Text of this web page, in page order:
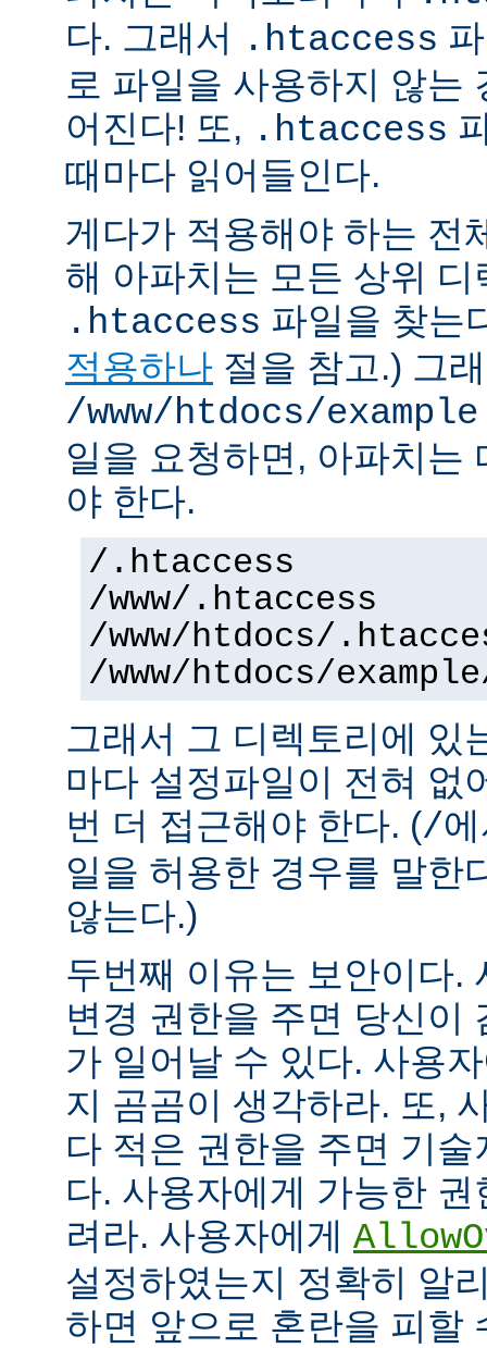
다. 그래서 .htaccess
로 파일을 사용하지 않는
어진다! 또, .htaccess
때마다 읽어들인다.
게다가 적용해야 하는 전
해 아파치는 모든 상위 디
.htaccess 파일을 찾는
적용하나 절을 참고.) 그
/www/htdocs/example
일을 요청하면, 아파치는
야 한다.
/.htaccess
/www/.htaccess
/www/htdocs/
/www/htdocs/
그래서 그 디렉토리에 있
마다 설정파일이 전혀 없
번 더 접근해야 한다. (/
일을 허용한 경우를 말한
않는다.)
두번째 이유는 보안이다.
변경 권한을 주면 당신이
가 일어날 수 있다. 사용
지 곰곰이 생각하라. 또,
다 적은 권한을 주면 기
다. 사용자에게 가능한
려라. 사용자에게
설정하였는지 정확히 알
하면 앞으로 혼란을 피할